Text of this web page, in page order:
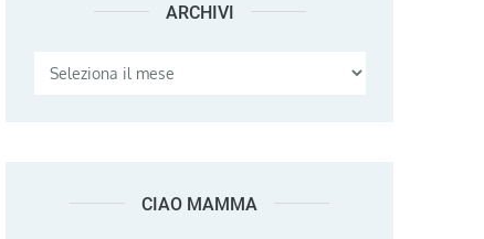
ARCHIVI Archivi
CIAO MAMMA